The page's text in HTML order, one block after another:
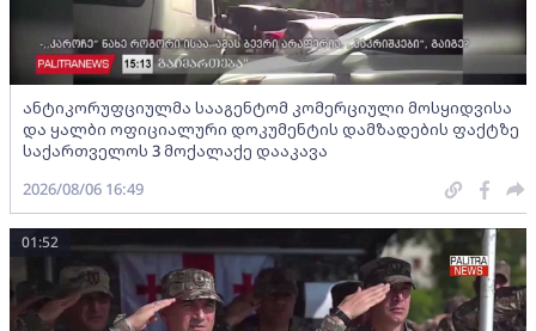
ანტიკორუფციულმა სააგენტომ კომერციული მოსყიდვისა
და ყალბი ოფიციალური დოკუმენტის დამზადების ფაქტზე
საქართველოს 3 მოქალაქე დააკავა
2026/08/06 16:49
01:52